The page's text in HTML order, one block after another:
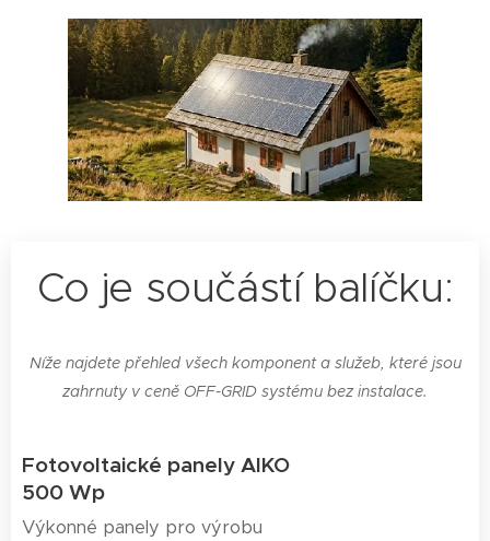
Co je součástí balíčku:
Níže najdete přehled všech komponent a služeb, které jsou
zahrnuty v ceně OFF-GRID systému bez instalace.
Fotovoltaické panely AIKO
500 Wp
Výkonné panely pro výrobu